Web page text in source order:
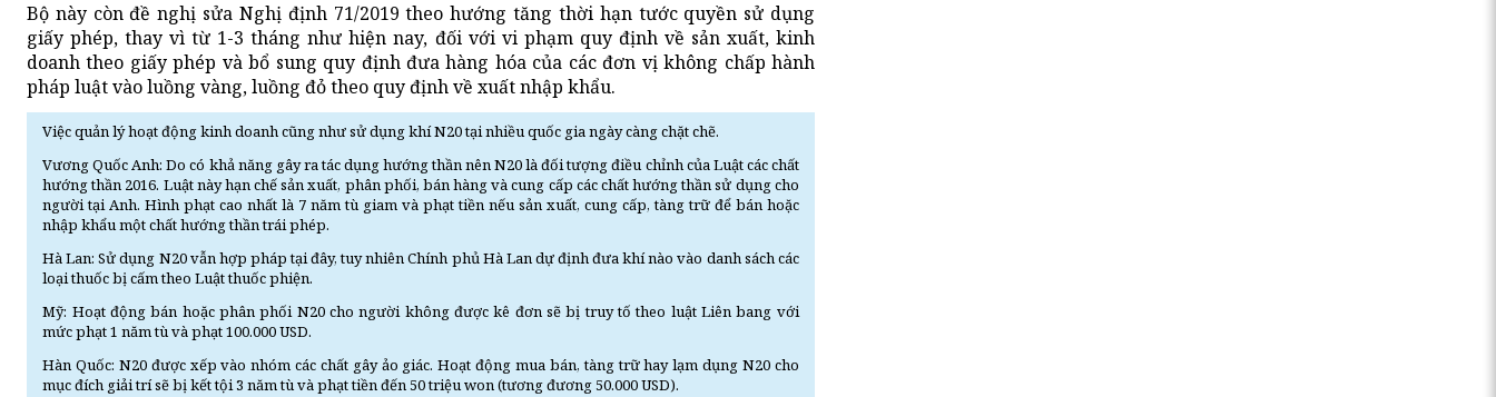
Bộ này còn đề nghị sửa Nghị định 71/2019 theo hướng tăng thời hạn tước quyền sử dụng
giấy phép, thay vì từ 1-3 tháng như hiện nay, đối với vi phạm quy định về sản xuất, kinh
doanh theo giấy phép và bổ sung quy định đưa hàng hóa của các đơn vị không chấp hành
pháp luật vào luồng vàng, luồng đỏ theo quy định về xuất nhập khẩu.
Việc quản lý hoạt động kinh doanh cũng như sử dụng khí N20 tại nhiều quốc gia ngày càng chặt chẽ.
Vương Quốc Anh: Do có khả năng gây ra tác dụng hướng thần nên N20 là đối tượng điều chỉnh của Luật các chất
hướng thần 2016. Luật này hạn chế sản xuất, phân phối, bán hàng và cung cấp các chất hướng thần sử dụng cho
người tại Anh. Hình phạt cao nhất là 7 năm tù giam và phạt tiền nếu sản xuất, cung cấp, tàng trữ để bán hoặc
nhập khẩu một chất hướng thần trái phép.
Hà Lan: Sử dụng N20 vẫn hợp pháp tại đây, tuy nhiên Chính phủ Hà Lan dự định đưa khí nào vào danh sách các
loại thuốc bị cấm theo Luật thuốc phiện.
Mỹ: Hoạt động bán hoặc phân phối N20 cho người không được kê đơn sẽ bị truy tố theo luật Liên bang với
mức phạt 1 năm tù và phạt 100.000 USD.
Hàn Quốc: N20 được xếp vào nhóm các chất gây ảo giác. Hoạt động mua bán, tàng trữ hay lạm dụng N20 cho
mục đích giải trí sẽ bị kết tội 3 năm tù và phạt tiền đến 50 triệu won (tương đương 50.000 USD).